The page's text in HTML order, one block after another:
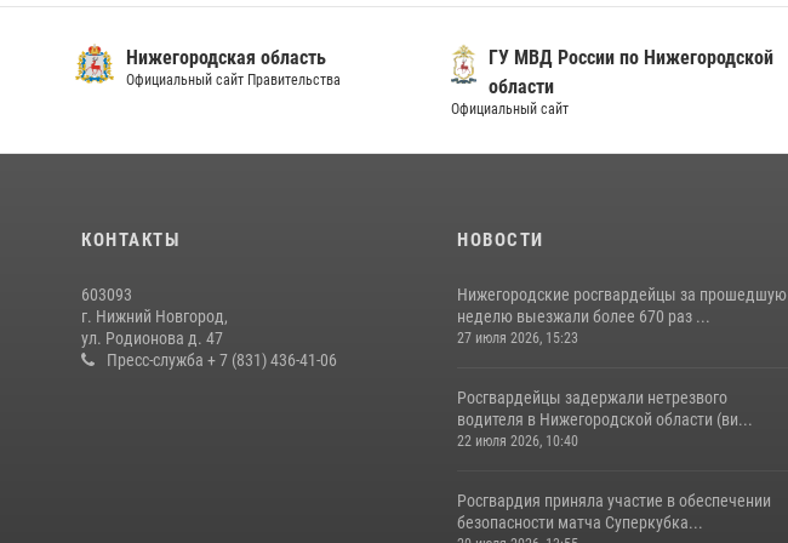
Нижегородская область
Официальный сайт Правительства
ГУ МВД России по Нижегородской
области
Официальный сайт
КОНТАКТЫ
603093
г. Нижний Новгород,
ул. Родионова д. 47
Пресс-служба + 7 (831) 436-41-06
НОВОСТИ
Нижегородские росгвардейцы за прошедшую
неделю выезжали более 670 раз ...
27 июля 2026, 15:23
Росгвардейцы задержали нетрезвого
водителя в Нижегородской области (ви...
22 июля 2026, 10:40
Росгвардия приняла участие в обеспечении
безопасности матча Суперкубка...